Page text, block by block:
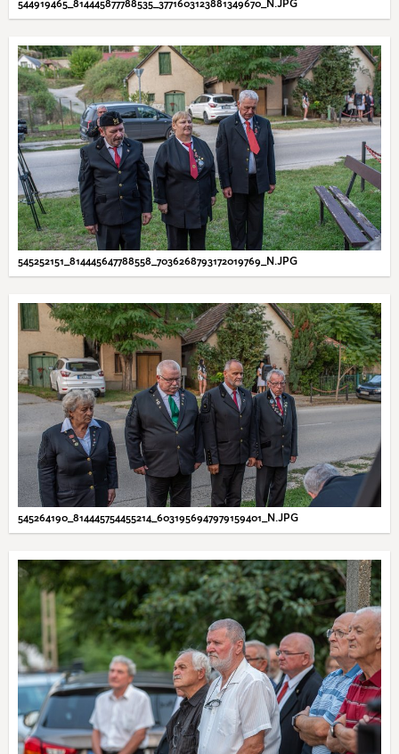
544919465_814445877788535_3771603123881349670_N.JPG
545252151_814445647788558_7036268793172019769_N.JPG
545264190_814445754455214_6031956947979159401_N.JPG